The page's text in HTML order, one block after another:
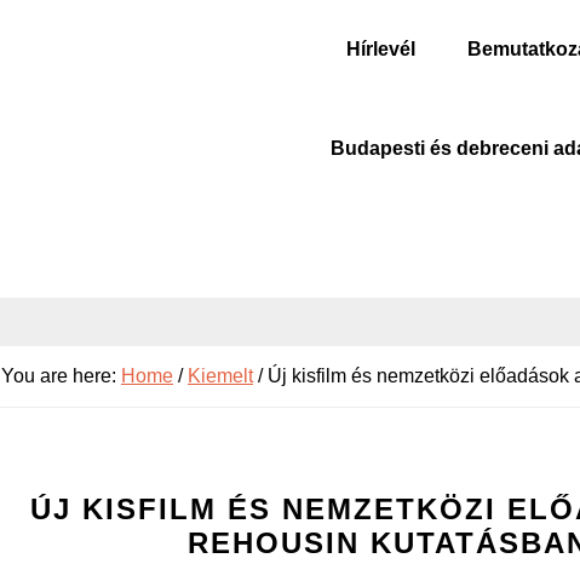
Hírlevél
Budapesti és debreceni
You are here: Home / Kiemelt /Új kisfilm és nemzetközi előadások
ÚJ KISFILM ÉS NEMZETKÖZI
REHOUSIN